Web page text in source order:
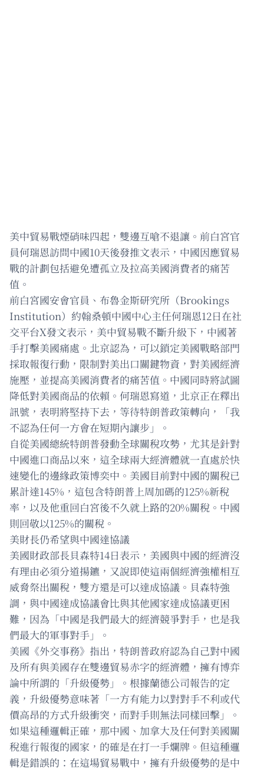
美中貿易戰煙硝味四起，雙邊互嗆不退讓。前白宮官
員何瑞恩訪問中國10天後發推文表示，中國因應貿易
戰的計劃包括避免遭孤立及拉高美國消費者的痛苦
值。
前白宮國安會官員、布魯金斯研究所（Brookings
Institution）約翰桑頓中國中心主任何瑞恩12日在社
交平台X發文表示，美中貿易戰不斷升級下，中國著
手打擊美國痛處。北京認為，可以鎖定美國戰略部門
採取報復行動，限制對美出口關鍵物資，對美國經濟
施壓，並提高美國消費者的痛苦值。中國同時將試圖
降低對美國商品的依賴。何瑞恩寫道，北京正在釋出
訊號，表明將堅持下去，等待特朗普政策轉向，「我
不認為任何一方會在短期內讓步」。
自從美國總統特朗普發動全球關稅攻勢，尤其是針對
中國進口商品以來，這全球兩大經濟體就一直處於快
速變化的邊緣政策博奕中。美國目前對中國的關稅已
累計達145%，這包含特朗普上周加碼的125%新稅
率，以及他重回白宮後不久就上路的20%關稅。中國
則回敬以125%的關稅。
美財長仍希望與中國達協議
美國財政部長貝森特14日表示，美國與中國的經濟沒
有理由必須分道揚鑣，又說即使這兩個經濟強權相互
威脅祭出關稅，雙方還是可以達成協議。貝森特強
調，與中國達成協議會比與其他國家達成協議更困
難，因為「中國是我們最大的經濟競爭對手，也是我
們最大的軍事對手」。
美國《外交事務》指出，特朗普政府認為自己對中國
及所有與美國存在雙邊貿易赤字的經濟體，擁有博弈
論中所謂的「升級優勢」。根據蘭德公司報告的定
義，升級優勢意味著「一方有能力以對對手不利或代
價高昂的方式升級衝突，而對手則無法同樣回擊」。
如果這種邏輯正確，那中國、加拿大及任何對美國關
稅進行報復的國家，的確是在打一手爛牌。但這種邏
輯是錯誤的：在這場貿易戰中，擁有升級優勢的是中